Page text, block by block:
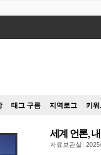
태그 구름 지역로그 키
세계 언론,
자료보관실